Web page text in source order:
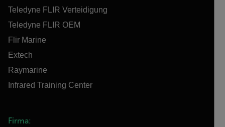
Teledyne FLIR Verteidigung
Teledyne FLIR OEM
Flir Marine
Extech
Raymarine
Infrared Training Center
Firma: